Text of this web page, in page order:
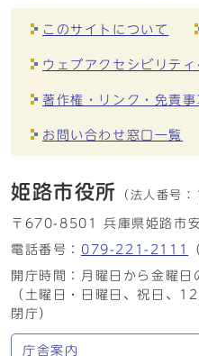
このサイトについて
ウェブアクセシビリティ
著作権・リンク・免責事
お問い合わせ窓口一覧
姫路市役所 （法人番号：
〒670-8501 兵庫県姫路市
電話番号： 079-221-2111
開庁時間：月曜日から金曜
（土曜日・日曜日、祝日、
閉庁）
庁舎案内